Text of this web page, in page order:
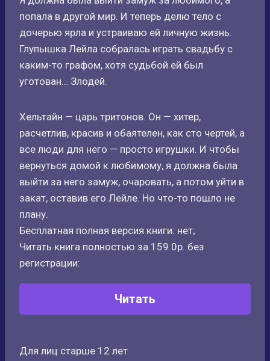
попала в другой мир. И теперь делю тело с
дочерью ярла и устраиваю ей личную жизнь.
Глупышка Лейла собралась играть свадьбу с
каким-то графом, хотя судьбой ей был
уготован… Злодей.
Хельтайн — царь тритонов. Он — хитер,
расчетлив, красив и обаятелен, как сто чертей, а
все люди для него — просто игрушки. И чтобы
вернуться домой к любимому, я должна была
выйти за него замуж, очаровать, а потом уйти в
закат, оставив его Лейле. Но что-то пошло не
плану.
Бесплатная полная версия книги: нет;
Читать книга полностью за 159.0р. без
регистрации:
Читать
Для лиц старше 12 лет